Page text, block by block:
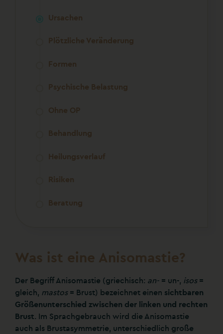
Ursachen
Plötzliche Veränderung
Formen
Psychische Belastung
Ohne OP
Behandlung
Heilungsverlauf
Risiken
Beratung
Was ist eine Anisomastie?
Der Begriff Anisomastie (griechisch: an- = un-, isos=
gleich, mastos= Brust) bezeichnet einen sichtbaren
Größenunterschied zwischen der linken und rechten
Brust. Im Sprachgebrauch wird die Anisomastie
auch als Brustasymmetrie, unterschiedlich große